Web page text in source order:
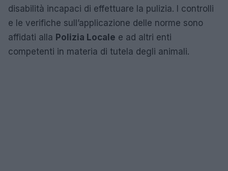
disabilità incapaci di effettuare la pulizia. I controlli
e le verifiche sull’applicazione delle norme sono
affidati alla Polizia Locale e ad altri enti
competenti in materia di tutela degli animali.